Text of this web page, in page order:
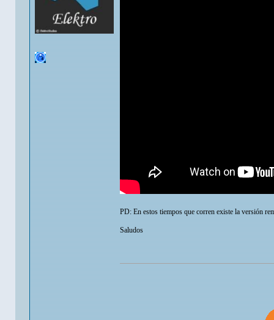
PD: En estos tiempos que corren existe la versión
Saludos